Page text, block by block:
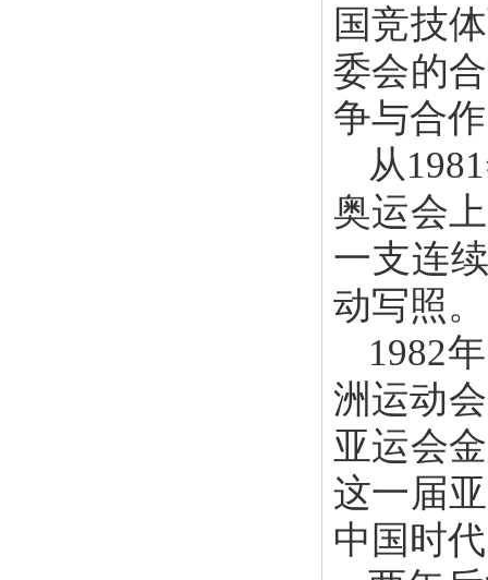
国竞技
委会的
争与合
从
奥运会
一支连
动写照。
1982
洲运动
亚运会
这一届
中国时